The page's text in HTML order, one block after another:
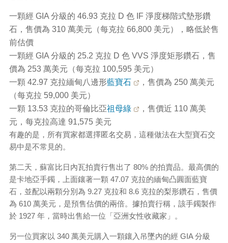
一顆經 GIA 分級的 46.93 克拉 D 色 IF 淨度梯階式墊形鑽
石，售價為 310 萬美元（每克拉 66,800 美元），略低於售
前估價
一顆經 GIA 分級的 25.2 克拉 D 色 VVS 淨度矩形鑽石，售
價為 253 萬美元（每克拉 100,595 美元）
一顆 42.97 克拉緬甸八邊形藍寶石
，售價為 250 萬美元
（每克拉 59,000 美元）
一顆 13.53 克拉的哥倫比亞祖母綠
，售價近 110 萬美
元，每克拉高達 91,575 美元
有趣的是，所有買家都選擇匿名交易，這種做法在大型寶石交
易中是不常見的。
第二天，蘇富比日內瓦拍賣行售出了 80% 的拍賣品。最高價的
是卡地亞手鐲，上面鑲著一顆 47.07 克拉的緬甸凸圓面藍寶
石，並配以兩顆分別為 9.27 克拉和 8.6 克拉的梨形鑽石，售價
為 610 萬美元，是預售估價的兩倍。據拍賣行稱，該手鐲製作
於 1927 年，當時出售給一位「亞洲女性收藏家」。
另一位買家以 340 萬美元購入一顆鑲入吊墜內的經 GIA 分級